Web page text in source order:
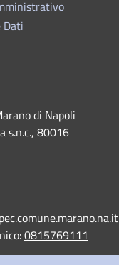
Dati
di Napoli
s.n.c., 80016
0815769111